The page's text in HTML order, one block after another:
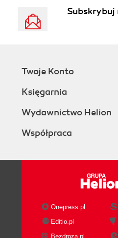
Subskrybuj
Twoje Konto
Księgarnia
Wydawnictwo Helion
Współpraca
Onepress.pl
Editio.pl
Bezdroza.pl